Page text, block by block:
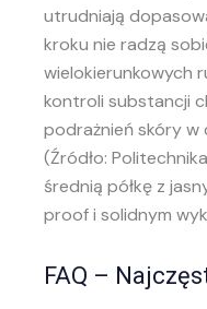
utrudniają
kroku nie radzą
wielokierunkowych
kontroli substancji
podrażnień skóry w
(Źródło:
średnią półkę z
proof i solidnym
FAQ –